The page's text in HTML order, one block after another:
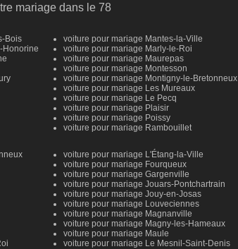
mariage dans le 78
Bois
Honorine
voiture pour mariage Mantes-la-Ville
voiture pour mariage Marly-le-Roi
voiture pour mariage Maurepas
voiture pour mariage Montesson
voiture pour mariage Montigny-le-Bretonneux
voiture pour mariage Les Mureaux
voiture pour mariage Le Pecq
voiture pour mariage Plaisir
voiture pour mariage Poissy
voiture pour mariage Rambouillet
voiture pour mariage L'Étang-la-Ville
voiture pour mariage Fourqueux
voiture pour mariage Gargenville
voiture pour mariage Jouars-Pontchartrain
voiture pour mariage Jouy-en-Josas
voiture pour mariage Louveciennes
voiture pour mariage Magnanville
voiture pour mariage Magny-les-Hameaux
voiture pour mariage Maule
voiture pour mariage Le Mesnil-Saint-Denis